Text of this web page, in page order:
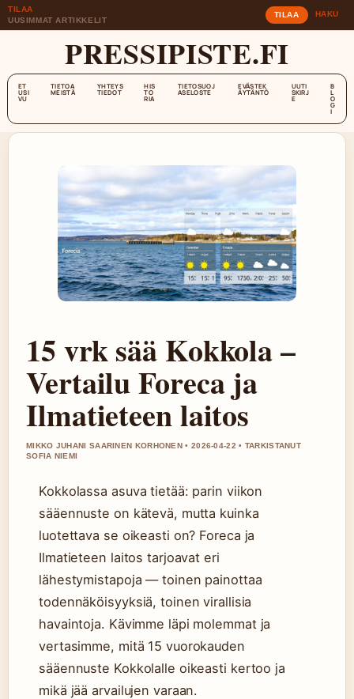
TILAA
UUSIMMAT ARTIKKELIT
TILAA HAKU
PRESSIPISTE.FI
ET
USI
VU
TIETOA
MEISTÄ
YHTEYS
TIEDOT
HIS
TO
RIA
TIETOSUOJ
ASELOSTE
EVÄSTEK
ÄYTÄNTÖ
UUTI
SKIRJ
E
B
L
O
G
I
15 vrk sää Kokkola –
Vertailu Foreca ja
Ilmatieteen laitos
MIKKO JUHANI SAARINEN KORHONEN • 2026-04-22 • TARKISTANUT
SOFIA NIEMI
Kokkolassa asuva tietää: parin viikon
sääennuste on kätevä, mutta kuinka
luotettava se oikeasti on? Foreca ja
Ilmatieteen laitos tarjoavat eri
lähestymistapoja — toinen painottaa
todennäköisyyksiä, toinen virallisia
havaintoja. Kävimme läpi molemmat ja
vertasimme, mitä 15 vuorokauden
sääennuste Kokkolalle oikeasti kertoo ja
mikä jää arvailujen varaan.